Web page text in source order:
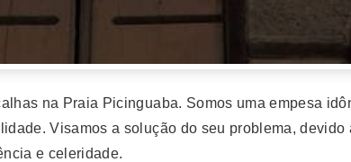
na Praia Picinguaba. Somos uma empesa
Visamos a solução do seu problema,
e celeridade.